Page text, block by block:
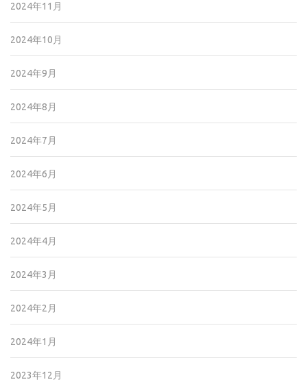
2024年11月
2024年10月
2024年9月
2024年8月
2024年7月
2024年6月
2024年5月
2024年4月
2024年3月
2024年2月
2024年1月
2023年12月